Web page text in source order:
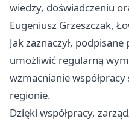
wiedzy, doświadczeniu
Eugeniusz Grzeszczak,
Jak zaznaczył,
umożliwić regularną
wzmacnianie
regionie.
Dzięki współpracy,